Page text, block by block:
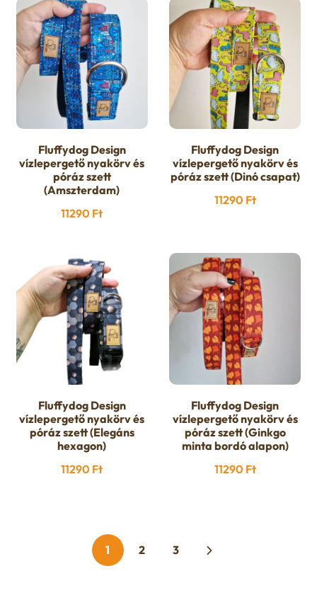
Fluffydog Design
vízlepergető nyakörv és
póráz szett
(Amszterdam)
11290 Ft
Fluffydog Design
vízlepergető nyakörv és
póráz szett (Dinó csapat)
11290 Ft
Fluffydog Design
vízlepergető nyakörv és
póráz szett (Elegáns
hexagon)
11290 Ft
Fluffydog Design
vízlepergető nyakörv és
póráz szett (Ginkgo
minta bordó alapon)
11290 Ft
1 2 3